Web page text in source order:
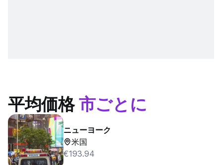
平均価格市ごとに
ニューヨーク
米国
€193.94